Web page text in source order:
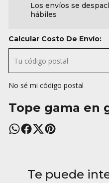
Los envíos se
hábiles
Calcular Costo De Envío:
No sé mi código postal
Tope gama en
Te puede